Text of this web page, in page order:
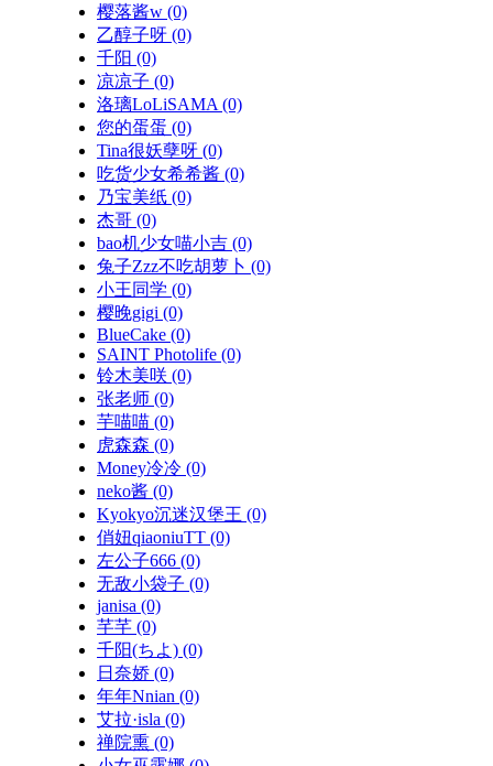
樱落酱w (0)
乙醇子呀 (0)
千阳 (0)
凉凉子 (0)
洛璃LoLiSAMA (0)
您的蛋蛋 (0)
Tina很妖孽呀 (0)
吃货少女希希酱 (0)
乃宝美纸 (0)
杰哥 (0)
bao机少女喵小吉 (0)
兔子Zzz不吃胡萝卜 (0)
小王同学 (0)
樱晚gigi (0)
BlueCake (0)
SAINT Photolife (0)
铃木美咲 (0)
张老师 (0)
芋喵喵 (0)
虎森森 (0)
Money冷冷 (0)
neko酱 (0)
Kyokyo沉迷汉堡王 (0)
俏妞qiaoniuTT (0)
左公子666 (0)
无敌小袋子 (0)
janisa (0)
芊芊 (0)
千阳(ちよ) (0)
日奈娇 (0)
年年Nnian (0)
艾拉·isla (0)
禅院熏 (0)